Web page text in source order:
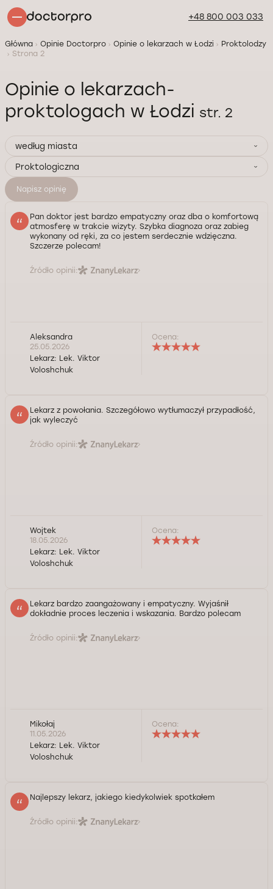
+48 800 003 033
Główna Opinie Doctorpro Opinie o lekarzach w Łodzi
Proktolodzy
Strona 2
Opinie o lekarzach-
proktologach w Łodzi str. 2
według miasta
Proktologiczna
Napisz opinię
Pan doktor jest bardzo empatyczny oraz dba o komfortową
atmosferę w trakcie wizyty. Szybka diagnoza oraz zabieg
wykonany od ręki, za co jestem serdecznie wdzięczna.
Szczerze polecam!
Źródło opinii:
Aleksandra
25.05.2026
Lekarz: Lek. Viktor
Voloshchuk
Ocena:
Lekarz z powołania. Szczegółowo wytłumaczył przypadłość,
jak wyleczyć
Źródło opinii:
Wojtek
18.05.2026
Lekarz: Lek. Viktor
Voloshchuk
Ocena:
Lekarz bardzo zaangażowany i empatyczny. Wyjaśnił
dokładnie proces leczenia i wskazania. Bardzo polecam
Źródło opinii:
Mikołaj
11.05.2026
Lekarz: Lek. Viktor
Voloshchuk
Ocena:
Najlepszy lekarz, jakiego kiedykolwiek spotkałem
Źródło opinii: